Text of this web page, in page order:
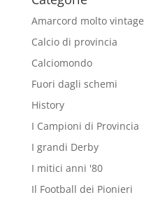
Amarcord molto vintage
Calcio di provincia
Calciomondo
Fuori dagli schemi
History
I Campioni di Provincia
I grandi Derby
I mitici anni '80
Il Football dei Pionieri